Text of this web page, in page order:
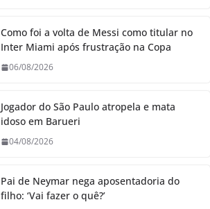
Como foi a volta de Messi como titular no
Inter Miami após frustração na Copa
06/08/2026
Jogador do São Paulo atropela e mata
idoso em Barueri
04/08/2026
Pai de Neymar nega aposentadoria do
filho: ‘Vai fazer o quê?’